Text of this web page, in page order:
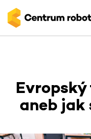
aneb